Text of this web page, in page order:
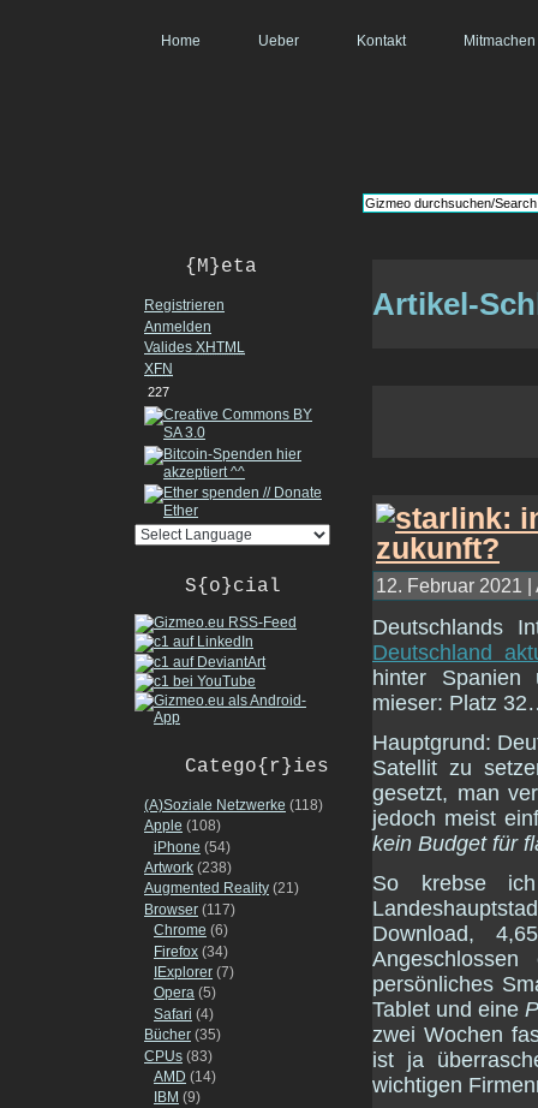
Home Ueber Kontakt Mitmachen
{M}eta
Registrieren
Anmelden
Valides XHTML
XFN
227
S{o}cial
Catego{r}ies
(A)Soziale Netzwerke (118)
Apple (108)
iPhone (54)
Artwork (238)
Augmented Reality (21)
Browser (117)
Chrome (6)
Firefox (34)
IExplorer (7)
Opera (5)
Safari (4)
Bücher (35)
CPUs (83)
AMD (14)
IBM (9)
Artikel-
12. Februar 2021
Deutschlands
Deutschland
hinter
mieser: Platz
Hauptgrund:
Satellit zu
gesetzt, man
jedoch meist
kein Budget für
So krebse
Download,
persönliches
Tablet und eine
zwei Wochen
ist ja
wichtigen